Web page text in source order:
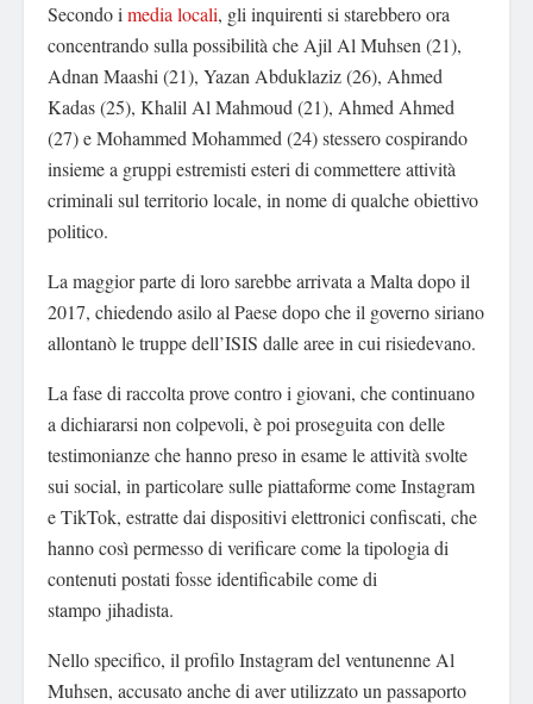
Secondo i media locali, gli inquirenti si starebbero ora
concentrando sulla possibilità che Ajil Al Muhsen (21),
Adnan Maashi (21), Yazan Abduklaziz (26), Ahmed
Kadas (25), Khalil Al Mahmoud (21), Ahmed Ahmed
(27) e Mohammed Mohammed (24) stessero cospirando
insieme a gruppi estremisti esteri di commettere attività
criminali sul territorio locale, in nome di qualche obiettivo
politico.
La maggior parte di loro sarebbe arrivata a Malta dopo il
2017, chiedendo asilo al Paese dopo che il governo siriano
allontanò le truppe dell’ISIS dalle aree in cui risiedevano.
La fase di raccolta prove contro i giovani, che continuano
a dichiararsi non colpevoli, è poi proseguita con delle
testimonianze che hanno preso in esame le attività svolte
sui social, in particolare sulle piattaforme come Instagram
e TikTok, estratte dai dispositivi elettronici confiscati, che
hanno così permesso di verificare come la tipologia di
contenuti postati fosse identificabile come di
stampo jihadista.
Nello specifico, il profilo Instagram del ventunenne Al
Muhsen, accusato anche di aver utilizzato un passaporto